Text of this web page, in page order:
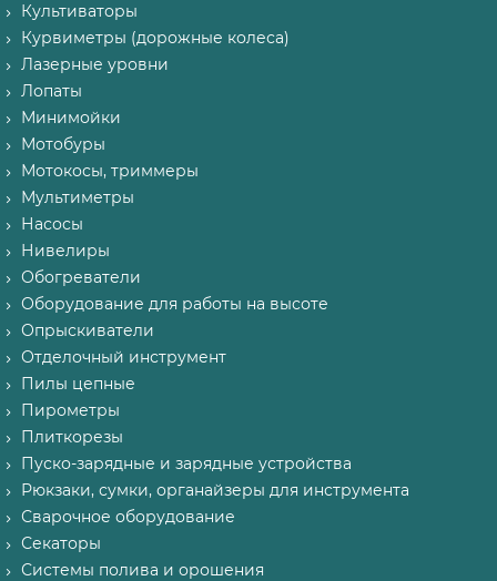
Культиваторы
Курвиметры (дорожные колеса)
Лазерные уровни
Лопаты
Минимойки
Мотобуры
Мотокосы, триммеры
Мультиметры
Насосы
Нивелиры
Обогреватели
Оборудование для работы на высоте
Опрыскиватели
Отделочный инструмент
Пилы цепные
Пирометры
Плиткорезы
Пуско-зарядные и зарядные устройства
Рюкзаки, сумки, органайзеры для инструмента
Сварочное оборудование
Секаторы
Системы полива и орошения